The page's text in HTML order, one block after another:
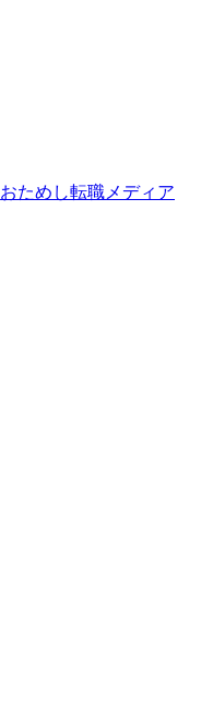
おためし転職メディア